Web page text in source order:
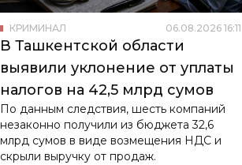
КРИМИНАЛ 06.08.2026 16:11
В Ташкентской области
выявили уклонение от уплаты
налогов на 42,5 млрд сумов
По данным следствия, шесть компаний
незаконно получили из бюджета 32,6
млрд сумов в виде возмещения НДС и
скрыли выручку от продаж.